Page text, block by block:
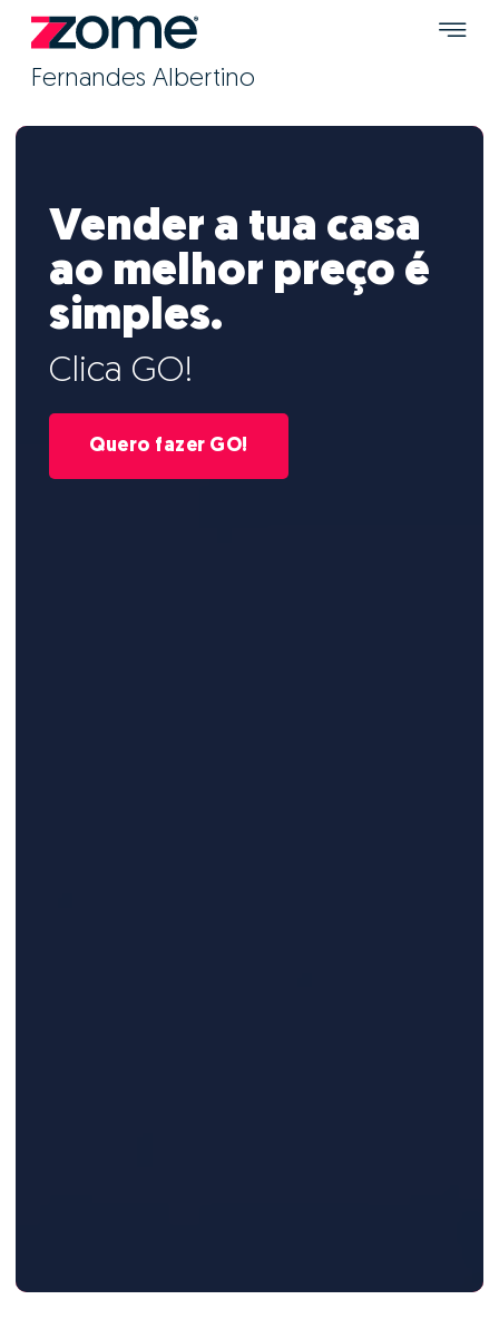
Fernandes Albertino
Vender a tua casa
ao melhor preço é
simples.
Clica GO!
Quero fazer GO!